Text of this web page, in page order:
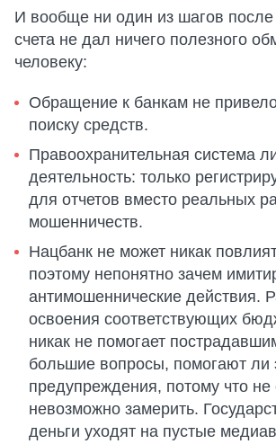
И вообще ни один из шагов после
счета не дал ничего полезного
человеку:
Обращение к банкам не
поиску средств.
Правоохранительная система
деятельность: только
для отчетов вместо реальных
мошенничеств.
Нацбанк не может никак
поэтому непонятно зачем
антимошеннические действия.
освоения соответствующих
никак не помогает
большие вопросы, помогают ли
предупреждения, потому что
невозможно замерить.
деньги уходят на пустые